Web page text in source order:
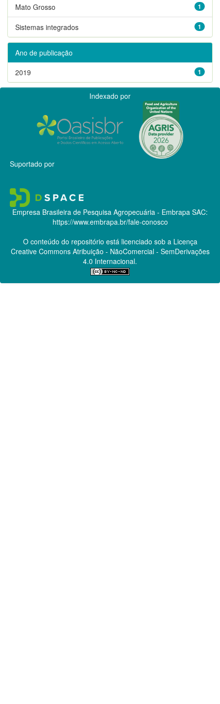
1
Mato Grosso
1
Sistemas integrados
Ano de publicação
1
2019
Indexado por
Suportado por
Empresa Brasileira de Pesquisa Agropecuária - Embrapa SAC:
https://www.embrapa.br/fale-conosco
O conteúdo do repositório está licenciado sob a Licença
Creative CommonsAtribuição - NãoComercial - SemDerivações
4.0 Internacional.